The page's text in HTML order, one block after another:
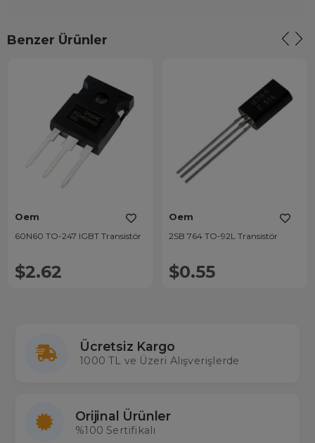
Benzer Ürünler
Oem
60N60 TO-247 IGBT Transistör
$2.62
Oem
2SB 764 TO-92L Transistör
$0.55
Ücretsiz Kargo
1000 TL ve Üzeri Alışverişlerde
Orijinal Ürünler
%100 Sertifikalı